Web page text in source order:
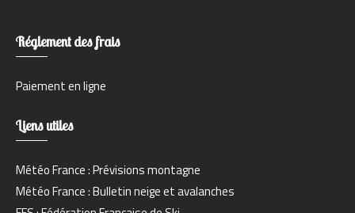
Réglement des frais
Paiement en ligne
Liens utiles
Météo France : Prévisions montagne
Météo France : Bulletin neige et avalanches